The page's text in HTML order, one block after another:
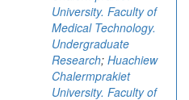
University. Faculty of
Medical Technology.
Undergraduate
Research; Huachiew
Chalermprakiet
University. Faculty of